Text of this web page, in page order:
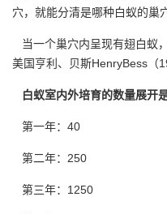
穴，就能分清是哪种白蚁的巢
当一个巢穴内呈现有翅白蚁
美国亨利、贝斯HenryBess（
白蚁室内外培育的数量展开
第一年：40
第二年：250
第三年：1250